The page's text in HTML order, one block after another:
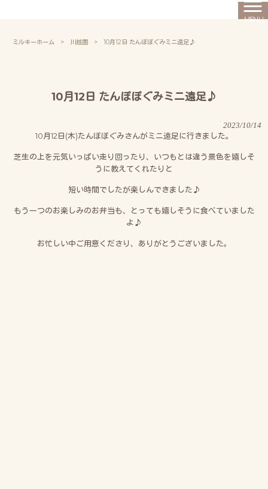
MENU
ミルキーホーム > 川越園 > 10月12日 たんぽぽぐみミニ遠足♪
10月12日 たんぽぽぐみミニ遠足♪
2023/10/14
10月12日(木)たんぽぽぐみさんがミニ遠足に行きました。
芝生の上を元気いっぱい走り回ったり、いつもとは違う景色を嬉しそ
うに教えてくれたりと
短い時間でしたが楽しんできました♪
もう一つのお楽しみのお弁当も、とっても嬉しそうに食べていました
よ♪
お忙しい中ご用意くださり、ありがとうございました。